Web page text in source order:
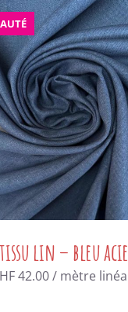
tissu lin – bleu
42.00/ mètre